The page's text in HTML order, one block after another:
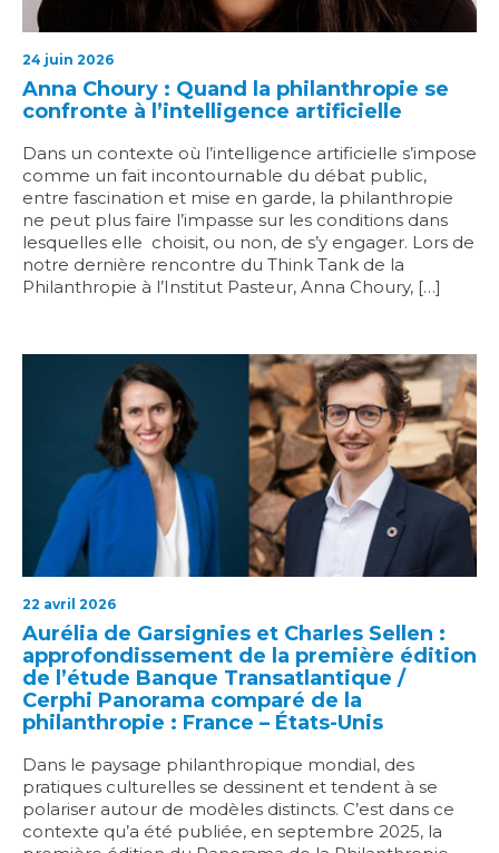
24 juin 2026
Anna Choury : Quand la philanthropie se
confronte à l’intelligence artificielle
Dans un contexte où l’intelligence artificielle s’impose
comme un fait incontournable du débat public,
entre fascination et mise en garde, la philanthropie
ne peut plus faire l’impasse sur les conditions dans
lesquelles elle choisit, ou non, de s’y engager. Lors de
notre dernière rencontre du Think Tank de la
Philanthropie à l’Institut Pasteur, Anna Choury, […]
22 avril 2026
Aurélia de Garsignies et Charles Sellen :
approfondissement de la première édition
de l’étude Banque Transatlantique /
Cerphi Panorama comparé de la
philanthropie : France – États-Unis
Dans le paysage philanthropique mondial, des
pratiques culturelles se dessinent et tendent à se
polariser autour de modèles distincts. C’est dans ce
contexte qu’a été publiée, en septembre 2025, la